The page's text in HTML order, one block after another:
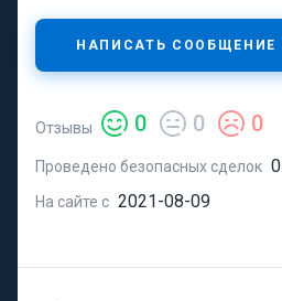
НАПИСАТЬ СООБЩЕНИЕ
Отзывы 0 0 0
Проведено безопасных сделок 0
На сайте с 2021-08-09